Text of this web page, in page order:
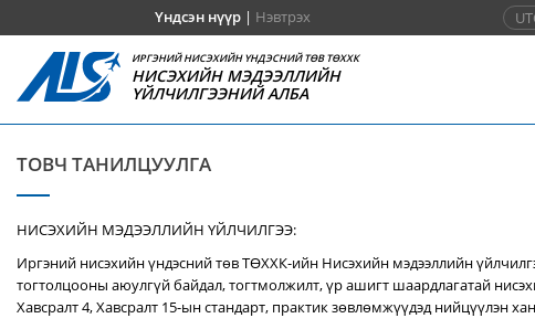
Үндсэн нүүр| Нэвтрэх
ИРГЭНИЙ НИСЭХИЙН ҮНДЭСНИЙ ТӨВ ТӨХХК
НИСЭХИЙН МЭДЭЭЛЛИЙН
ҮЙЛЧИЛГЭЭНИЙ АЛБА
ТОВЧ ТАНИЛЦУУЛГА
НИСЭХИЙН МЭДЭЭЛЛИЙН ҮЙЛЧИЛГЭЭ:
Иргэний нисэхийн үндэсний төв ТӨХХК-ийн Нисэхийн мэдээллийн
тогтолцооны аюулгүй байдал, тогтмолжилт, үр ашигт шаардлагатай
Хавсралт 4, Хавсралт 15-ын стандарт, практик зөвлөмжүүдэд нийцүүлэн